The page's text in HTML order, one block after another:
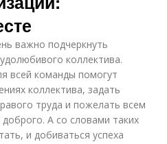
важно подчеркнуть
коллектива.
всей команды помогут
коллектива, задать
труда и пожелать всем
А со словами таких
и добиваться успеха